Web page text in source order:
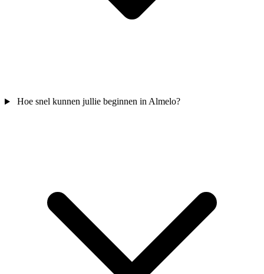
Hoe snel kunnen jullie beginnen in Almelo?